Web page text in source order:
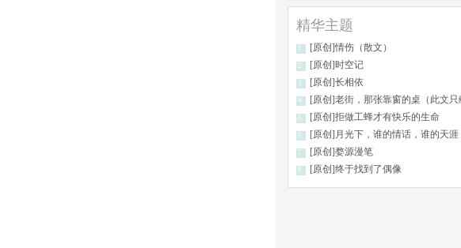
精华主题
1 [原创]情伤（散文）
2 [原创]时空记
3 [原创]长相依
4 [原创]老街，那张靠窗的桌（此文只献给天下懂得真爱
5 [原创]拒做工蜂才有快乐的生命
6 [原创]月光下，谁的情话，谁的天涯
7 [原创]婺源漫笔
8 [原创]终于找到了偶像